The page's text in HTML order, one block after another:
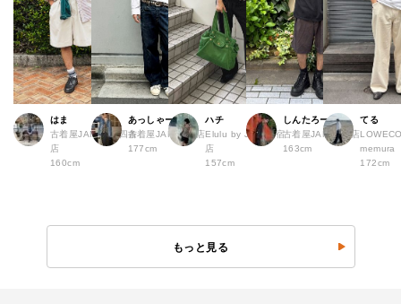
はま
古着屋JAM 京都四条
店
160cm
あっしゃー
古着屋JAM 原宿店
177cm
ハチ
Elulu by JAM 原宿
店
157cm
しんたろー
古着屋JAM 仙台店
163cm
てる
memura
172cm
もっと見る